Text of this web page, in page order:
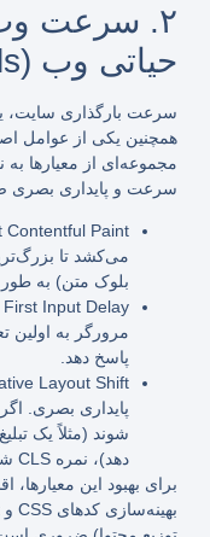
۲. سرعت
حیاتی وب (Core Web Vitals)
سرعت بارگذاری سایت،
سرعت و پایداری
Contentful Paint
می‌کشد تا
بلوک متن) به
First Input Delay
مرورگر به اولین
پاسخ دهد.
Layout Shift
پایداری بصری.
شوند (مثلاً یک
دهد)، نمره CLS شما پایین می‌آید.
برای بهبود این